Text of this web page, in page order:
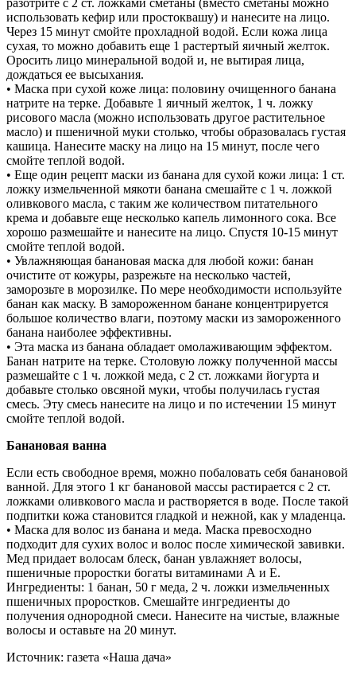
использовать кефир или простоквашу) и нанесите на лицо.
Через 15 минут смойте прохладной водой. Если кожа лица
сухая, то можно добавить еще 1 растертый яичный желток.
Оросить лицо минеральной водой и, не вытирая лица,
дождаться ее высыхания.
• Маска при сухой коже лица: половину очищенного банана
натрите на терке. Добавьте 1 яичный желток, 1 ч. ложку
рисового масла (можно использовать другое растительное
масло) и пшеничной муки столько, чтобы образовалась густая
кашица. Нанесите маску на лицо на 15 минут, после чего
смойте теплой водой.
• Еще один рецепт маски из банана для сухой кожи лица: 1 ст.
ложку измельченной мякоти банана смешайте с 1 ч. ложкой
оливкового масла, с таким же количеством питательного
крема и добавьте еще несколько капель лимонного сока. Все
хорошо размешайте и нанесите на лицо. Спустя 10-15 минут
смойте теплой водой.
• Увлажняющая банановая маска для любой кожи: банан
очистите от кожуры, разрежьте на несколько частей,
заморозьте в морозилке. По мере необходимости используйте
банан как маску. В замороженном банане концентрируется
большое количество влаги, поэтому маски из замороженного
банана наиболее эффективны.
• Эта маска из банана обладает омолаживающим эффектом.
Банан натрите на терке. Столовую ложку полученной массы
размешайте с 1 ч. ложкой меда, с 2 ст. ложками йогурта и
добавьте столько овсяной муки, чтобы получилась густая
смесь. Эту смесь нанесите на лицо и по истечении 15 минут
смойте теплой водой.
Банановая ванна
Если есть свободное время, можно побаловать себя банановой
ванной. Для этого 1 кг банановой массы растирается с 2 ст.
ложками оливкового масла и растворяется в воде. После такой
подпитки кожа становится гладкой и нежной, как у младенца.
• Маска для волос из банана и меда. Маска превосходно
подходит для сухих волос и волос после химической завивки.
Мед придает волосам блеск, банан увлажняет волосы,
пшеничные проростки богаты витаминами А и Е.
Ингредиенты: 1 банан, 50 г меда, 2 ч. ложки измельченных
пшеничных проростков. Смешайте ингредиенты до
получения однородной смеси. Нанесите на чистые, влажные
волосы и оставьте на 20 минут.
Источник: газета «Наша дача»